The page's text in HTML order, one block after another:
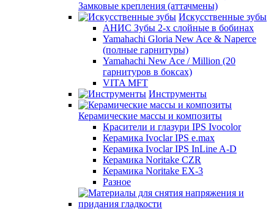
Замковые крепления (аттачмены)
Искусственные зубы
АНИС Зубы 2-х слойные в бобинах
Yamahachi Gloria New Ace & Naperce
(полные гарнитуры)
Yamahachi New Ace / Million (20
гарнитуров в боксах)
VITA MFT
Инструменты
Керамические массы и композиты
Красители и глазури IPS Ivocolor
Керамика Ivoclar IPS e.max
Керамика Ivoclar IPS InLine A-D
Керамика Noritake CZR
Керамика Noritake EX-3
Разное